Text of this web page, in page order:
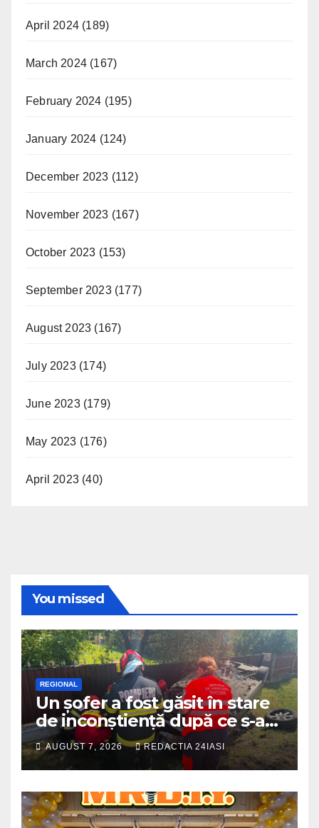
April 2024 (189)
March 2024 (167)
February 2024 (195)
January 2024 (124)
December 2023 (112)
November 2023 (167)
October 2023 (153)
September 2023(177)
August 2023 (167)
July 2023(174)
June 2023(179)
May 2023 (176)
April 2023 (40)
You missed
REGIONAL
Un șofer a fost găsit în stare
de inconștiență după ce s-a
răsturnat cu autoturismul pe
marginea drumului
AUGUST 7, 2026 REDACTIA 24IASI